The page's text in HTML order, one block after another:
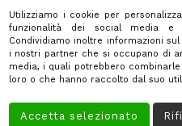
Chi
Utilizziamo i cookie per
funzionalità dei social media
Condividiamo inoltre informazioni
i nostri partner che si occupano di
media, i quali potrebbero
loro o che hanno raccolto dal suo
Accetta selezionato